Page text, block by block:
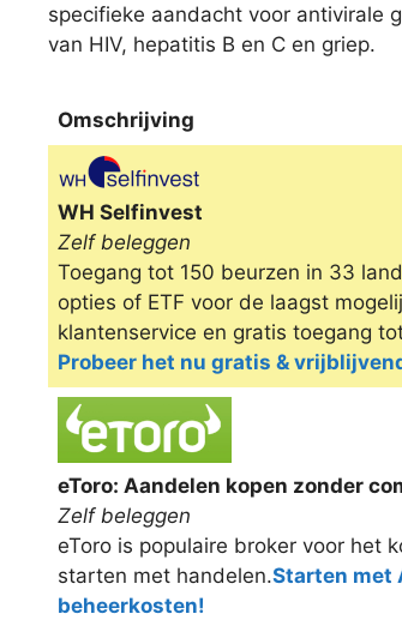
specifieke aandacht voor antivirale
van HIV, hepatitis B en C en griep.
Omschrijving
Omschrijving
WH Selfinvest
Zelf beleggen
Toegang tot 150 beurzen in 33
opties of ETF voor de laagst
klantenservice en gratis toegang
Probeer het nu gratis &
eToro: Aandelen kopen zonder
Zelf beleggen
eToro is populaire broker voor het
starten met handelen.Starten met
beheerkosten!